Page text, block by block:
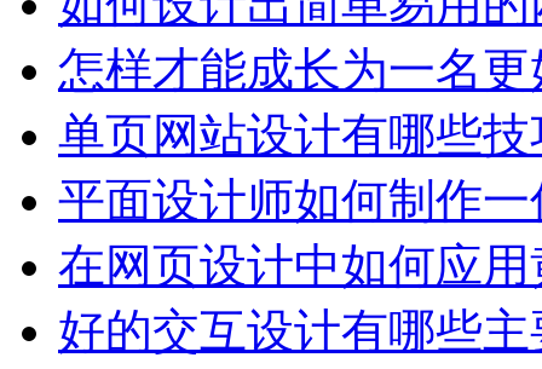
怎样才能成长为一名更
单页网站设计有哪些技
平面设计师如何制作一
在网页设计中如何应用
好的交互设计有哪些主